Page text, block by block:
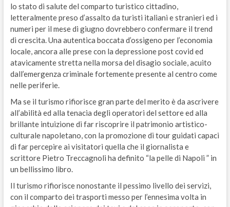
lo stato di salute del comparto turistico cittadino,
letteralmente preso d’assalto da turisti italiani e stranieri ed i
numeri per il mese di giugno dovrebbero confermare il trend
di crescita. Una autentica boccata d’ossigeno per l’economia
locale, ancora alle prese con la depressione post covid ed
atavicamente stretta nella morsa del disagio sociale, acuito
dall’emergenza criminale fortemente presente al centro come
nelle periferie.
Ma se il turismo rifiorisce gran parte del merito è da ascrivere
all’abilità ed alla tenacia degli operatori del settore ed alla
brillante intuizione di far riscoprire il patrimonio artistico-
culturale napoletano, con la promozione di tour guidati capaci
di far percepire ai visitatori quella che il giornalista e
scrittore Pietro Treccagnoli ha definito “la pelle di Napoli ” in
un bellissimo libro.
Il turismo rifiorisce nonostante il pessimo livello dei servizi,
con il comparto dei trasporti messo per l’ennesima volta in